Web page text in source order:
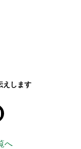
えします
公式ファンページ
@Hands_official_
へ